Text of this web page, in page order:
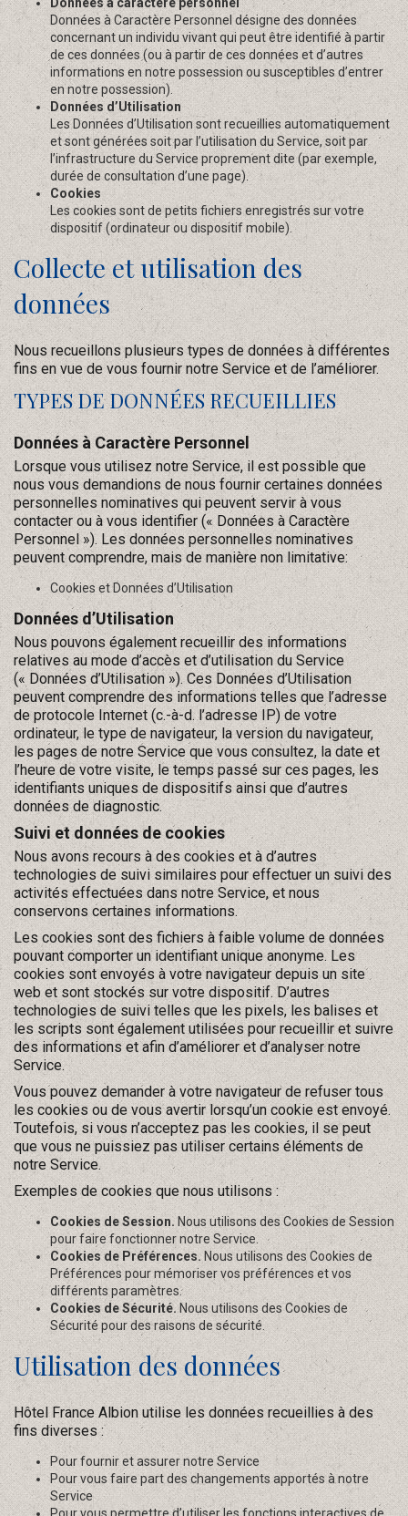
Données à Caractère Personnel désigne des données
concernant un individu vivant qui peut être identifié à partir
de ces données (ou à partir de ces données et d’autres
informations en notre possession ou susceptibles d’entrer
en notre possession).
Données d’Utilisation
Les Données d’Utilisation sont recueillies automatiquement
et sont générées soit par l’utilisation du Service, soit par
l’infrastructure du Service proprement dite (par exemple,
durée de consultation d’une page).
Cookies
Les cookies sont de petits fichiers enregistrés sur votre
dispositif (ordinateur ou dispositif mobile).
Collecte et utilisation des
données
Nous recueillons plusieurs types de données à différentes
fins en vue de vous fournir notre Service et de l’améliorer.
TYPES DE DONNÉES RECUEILLIES
Données à Caractère Personnel
Lorsque vous utilisez notre Service, il est possible que
nous vous demandions de nous fournir certaines données
personnelles nominatives qui peuvent servir à vous
contacter ou à vous identifier (« Données à Caractère
Personnel »). Les données personnelles nominatives
peuvent comprendre, mais de manière non limitative:
Cookies et Données d’Utilisation
Données d’Utilisation
Nous pouvons également recueillir des informations
relatives au mode d’accès et d’utilisation du Service
(« Données d’Utilisation »). Ces Données d’Utilisation
peuvent comprendre des informations telles que l’adresse
de protocole Internet (c.-à-d. l’adresse IP) de votre
ordinateur, le type de navigateur, la version du navigateur,
les pages de notre Service que vous consultez, la date et
l’heure de votre visite, le temps passé sur ces pages, les
identifiants uniques de dispositifs ainsi que d’autres
données de diagnostic.
Suivi et données de cookies
Nous avons recours à des cookies et à d’autres
technologies de suivi similaires pour effectuer un suivi des
activités effectuées dans notre Service, et nous
conservons certaines informations.
Les cookies sont des fichiers à faible volume de données
pouvant comporter un identifiant unique anonyme. Les
cookies sont envoyés à votre navigateur depuis un site
web et sont stockés sur votre dispositif. D’autres
technologies de suivi telles que les pixels, les balises et
les scripts sont également utilisées pour recueillir et suivre
des informations et afin d’améliorer et d’analyser notre
Service.
Vous pouvez demander à votre navigateur de refuser tous
les cookies ou de vous avertir lorsqu’un cookie est envoyé.
Toutefois, si vous n’acceptez pas les cookies, il se peut
que vous ne puissiez pas utiliser certains éléments de
notre Service.
Exemples de cookies que nous utilisons :
Cookies de Session. Nous utilisons des Cookies de Session
pour faire fonctionner notre Service.
Cookies de Préférences. Nous utilisons des Cookies de
Préférences pour mémoriser vos préférences et vos
différents paramètres.
Cookies de Sécurité.Nous utilisons des Cookies de
Sécurité pour des raisons de sécurité.
Utilisation des données
Hôtel France Albion utilise les données recueillies à des
fins diverses :
Pour fournir et assurer notre Service
Pour vous faire part des changements apportés à notre
Service